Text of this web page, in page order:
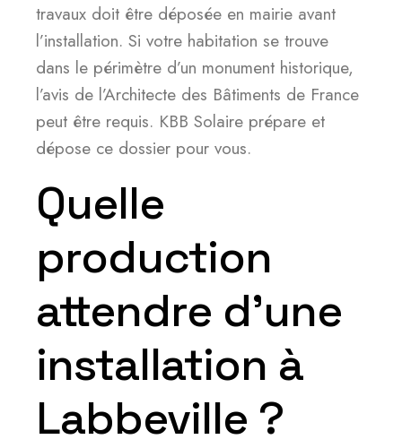
travaux doit être déposée en mairie avant
l’installation. Si votre habitation se trouve
dans le périmètre d’un monument historique,
l’avis de l’Architecte des Bâtiments de France
peut être requis. KBB Solaire prépare et
dépose ce dossier pour vous.
Quelle
production
attendre d’une
installation à
Labbeville ?